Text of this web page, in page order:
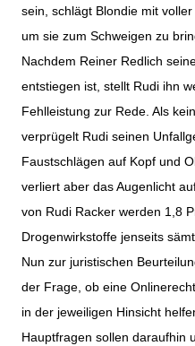
sein, schlägt Blondie mit
um sie zum Schweigen zu
Nachdem Reiner Redlich
entstiegen ist, stellt Rudi ihn
Fehlleistung zur Rede. Als
verprügelt Rudi seinen
Faustschlägen auf Kopf und
verliert aber das Augenlicht
von Rudi Racker werden 1,8
Drogenwirkstoffe jenseits
Nun zur juristischen
der Frage, ob eine
in der jeweiligen Hinsicht
Hauptfragen sollen daraufhin